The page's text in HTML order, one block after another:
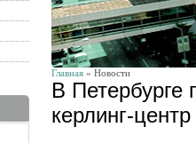
Главная » Новости
В Петербурге
керлинг-центр